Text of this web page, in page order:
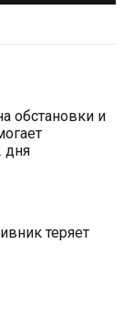
обстановки и
дня
теряет